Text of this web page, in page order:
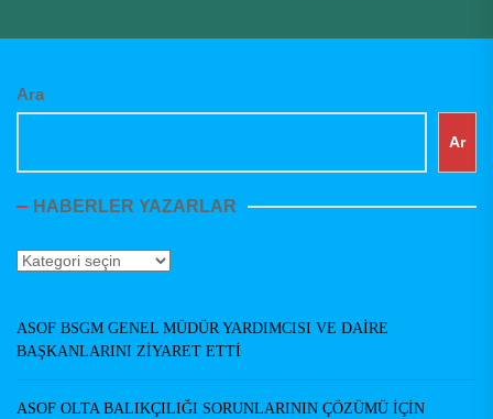
Ara
Ar
HABERLER YAZARLAR
Haberler
ASOF BSGM GENEL MÜDÜR YARDIMCISI VE DAİRE
BAŞKANLARINI ZİYARET ETTİ
ASOF OLTA BALIKÇILIĞI SORUNLARININ ÇÖZÜMÜ İÇİN